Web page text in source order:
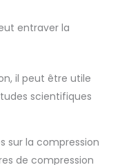
entraver la
il peut être utile
scientifiques
sur la compression
de compression